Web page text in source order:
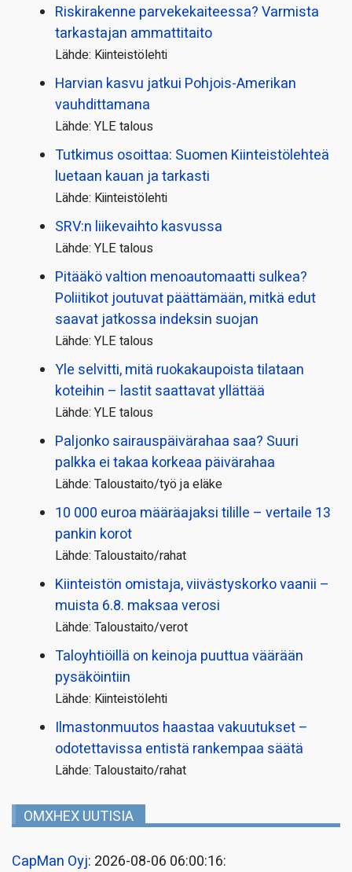
Riskirakenne parvekekaiteessa? Varmista
tarkastajan ammattitaito
Lähde: Kiinteistölehti
Harvian kasvu jatkui Pohjois-Amerikan
vauhdittamana
Lähde: YLE talous
Tutkimus osoittaa: Suomen Kiinteistölehteä
luetaan kauan ja tarkasti
Lähde: Kiinteistölehti
SRV:n liikevaihto kasvussa
Lähde: YLE talous
Pitääkö valtion menoautomaatti sulkea?
Poliitikot joutuvat päättämään, mitkä edut
saavat jatkossa indeksin suojan
Lähde: YLE talous
Yle selvitti, mitä ruokakaupoista tilataan
koteihin – lastit saattavat yllättää
Lähde: YLE talous
Paljonko sairauspäivä­rahaa saa? Suuri
palkka ei takaa korkeaa päivärahaa
Lähde: Taloustaito/työ ja eläke
10 000 euroa määräajaksi tilille – vertaile 13
pankin korot
Lähde: Taloustaito/rahat
Kiinteistön omistaja, viivästyskorko vaanii –
muista 6.8. maksaa verosi
Lähde: Taloustaito/verot
Taloyhtiöillä on keinoja puuttua väärään
pysäköintiin
Lähde: Kiinteistölehti
Ilmastonmuutos haastaa vakuutukset –
odotettavissa entistä rankempaa säätä
Lähde: Taloustaito/rahat
OMXHEX UUTISIA
CapMan Oyj: 2026-08-06 06:00:16: